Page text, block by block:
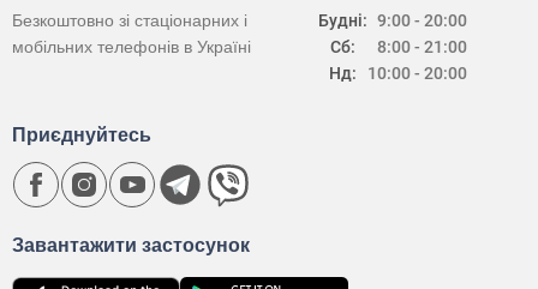
Будні:
Сб:
Нд:
9:00 - 20:00
8:00 - 21:00
10:00 - 20:00
Безкоштовно зі стаціонарних і
мобільних телефонів в Україні
Завантажити застосунок
Приєднуйтесь